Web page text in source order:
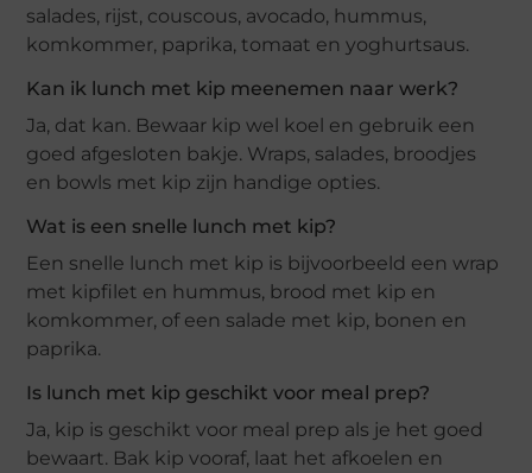
salades, rijst, couscous, avocado, hummus,
komkommer, paprika, tomaat en yoghurtsaus.
Kan ik lunch met kip meenemen naar werk?
Ja, dat kan. Bewaar kip wel koel en gebruik een
goed afgesloten bakje. Wraps, salades, broodjes
en bowls met kip zijn handige opties.
Wat is een snelle lunch met kip?
Een snelle lunch met kip is bijvoorbeeld een wrap
met kipfilet en hummus, brood met kip en
komkommer, of een salade met kip, bonen en
paprika.
Is lunch met kip geschikt voor meal prep?
Ja, kip is geschikt voor meal prep als je het goed
bewaart. Bak kip vooraf, laat het afkoelen en